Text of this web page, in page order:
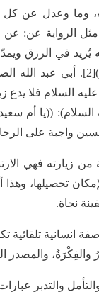
وما وعدل عن كل
مثل الرواية عن: عن
يُزيد في الرزق
من الله))[2]. أبي
السلام): ((يا أم
واجبة على
من زيارته فهي
تحصيلها،
نجاة.
انسانية تلقائية
والفِكْرَةُ، والمصدر
والتدبر